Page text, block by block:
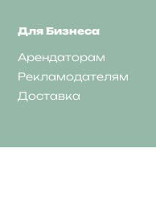
Для Бизнеса
Арендаторам
Рекламодателям
Доставка